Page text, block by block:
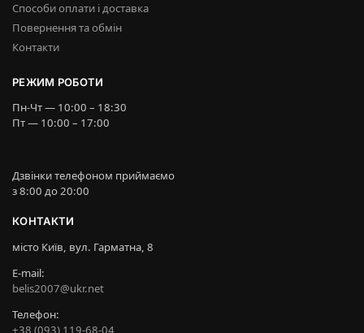
Способи оплати і доставка
Повернення та обмін
Контакти
РЕЖИМ РОБОТИ
Пн-Чт — 10:00 – 18:30
Пт — 10:00 – 17:00
Дзвінки телефоном приймаємо
з 8:00 до 20:00
КОНТАКТИ
місто Київ, вул. Гарматна, 8
E-mail:
belis2007@ukr.net
Телефон:
+38 (093) 119-68-04